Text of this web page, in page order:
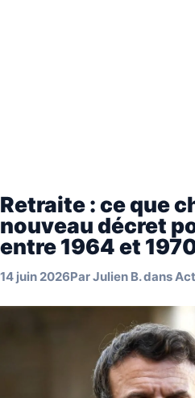
Retraite : ce que
nouveau décret
entre 1964 et
14 juin 2026ParJulien B.dans